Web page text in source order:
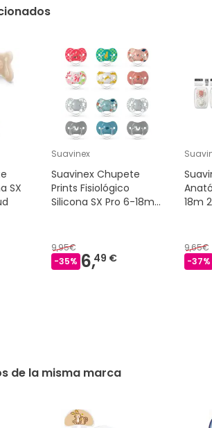
SX
Suavinex
Suavinex Chupete
Prints Fisiológico
Silicona SX Pro 6-18m
9,95€
-35% 6,49 €
18m
9,65€
-37%
de la misma marca